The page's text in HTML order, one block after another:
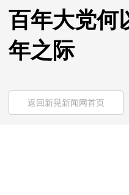
百年大党何
年之际
返回新晃新闻网首页